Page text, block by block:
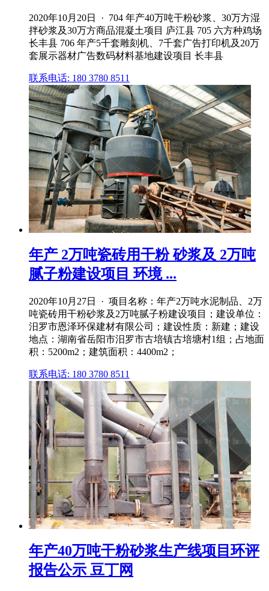
2020年10月20日 · 704 年产40万吨干粉砂浆、30万方湿
拌砂浆及30万方商品混凝土项目 庐江县 705 六方种鸡场
长丰县 706 年产5千套雕刻机、7千套广告打印机及20万
套展示器材广告数码材料基地建设项目 长丰县
联系电话: 180 3780 8511
年产 2万吨瓷砖用干粉 砂浆及 2万吨
腻子粉建设项目 环境 ...
2020年10月27日 · 项目名称：年产2万吨水泥制品、2万
吨瓷砖用干粉砂浆及2万吨腻子粉建设项目；建设单位：
汨罗市恩泽环保建材有限公司；建设性质：新建；建设
地点：湖南省岳阳市汨罗市古培镇古培塘村1组；占地面
积：5200m2；建筑面积：4400m2；
联系电话: 180 3780 8511
年产40万吨干粉砂浆生产线项目环评
报告公示 豆丁网